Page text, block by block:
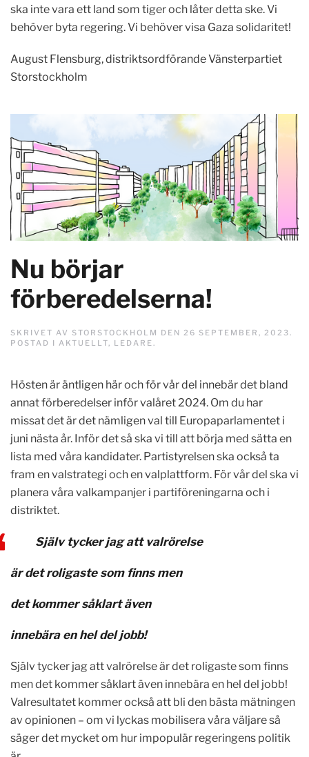
ska inte vara ett land som tiger och låter detta ske. Vi
behöver byta regering. Vi behöver visa Gaza solidaritet!
August Flensburg, distriktsordförande Vänsterpartiet
Storstockholm
Nu börjar
förberedelserna!
SKRIVET AV STORSTOCKHOLM DEN 26 SEPTEMBER, 2023.
POSTAD I AKTUELLT, LEDARE.
Hösten är äntligen här och för vår del innebär det bland
annat förberedelser inför valåret 2024. Om du har
missat det är det nämligen val till Europaparlamentet i
juni nästa år. Inför det så ska vi till att börja med sätta en
lista med våra kandidater. Partistyrelsen ska också ta
fram en valstrategi och en valplattform. För vår del ska vi
planera våra valkampanjer i partiföreningarna och i
distriktet.
Själv tycker jag att valrörelse
är det roligaste som finns men
det kommer såklartäven
innebära en hel del jobb!
Själv tycker jag att valrörelse är det roligaste som finns
men det kommer såklart även innebära en hel del jobb!
Valresultatet kommer också att bli den bästa mätningen
av opinionen – om vi lyckas mobilisera våra väljare så
säger det mycket om hur impopulär regeringens politik